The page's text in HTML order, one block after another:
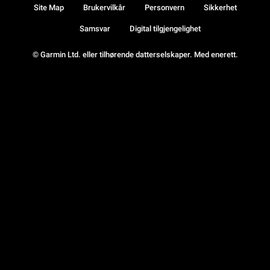
© Garmin Ltd. eller tilhørende datterselskaper. Med enerett.
Site Map Brukervilkår Personvern Sikkerhet
Samsvar Digital tilgjengelighet